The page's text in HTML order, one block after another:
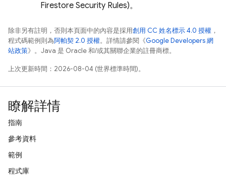
Firestore Security Rules)。
除非另有註明，否則本頁面中的內容是採用創用 CC 姓名標示 4.0 授權 ，
程式碼範例則為阿帕契 2.0 授權。詳情請參閱《Google Developers 網
站政策》。Java 是 Oracle 和/或其關聯企業的註冊商標。
上次更新時間：2026-08-04 (世界標準時間)。
瞭解詳情
指南
參考資料
範例
程式庫